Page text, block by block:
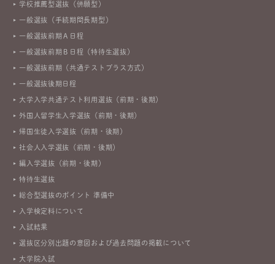
学校推薦型選抜（併願型）
一般選抜（手続期間長期型）
一般選抜前期Ａ日程
一般選抜前期Ｂ日程（特待生選抜）
一般選抜前期（共通テストプラス方式）
一般選抜後期日程
大学入学共通テスト利用選抜（前期・後期）
外国人留学生入学選抜（前期・後期）
帰国生徒入学選抜（前期・後期）
社会人入学選抜（前期・後期）
編入学選抜（前期・後期）
特待生選抜
総合型選抜のポイント 準備中
入学検定料について
入試結果
選抜区分別出題の意図および過去問題の掲載について
大学院入試